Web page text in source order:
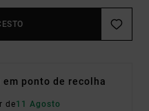
em ponto de recolha
de11 Agosto